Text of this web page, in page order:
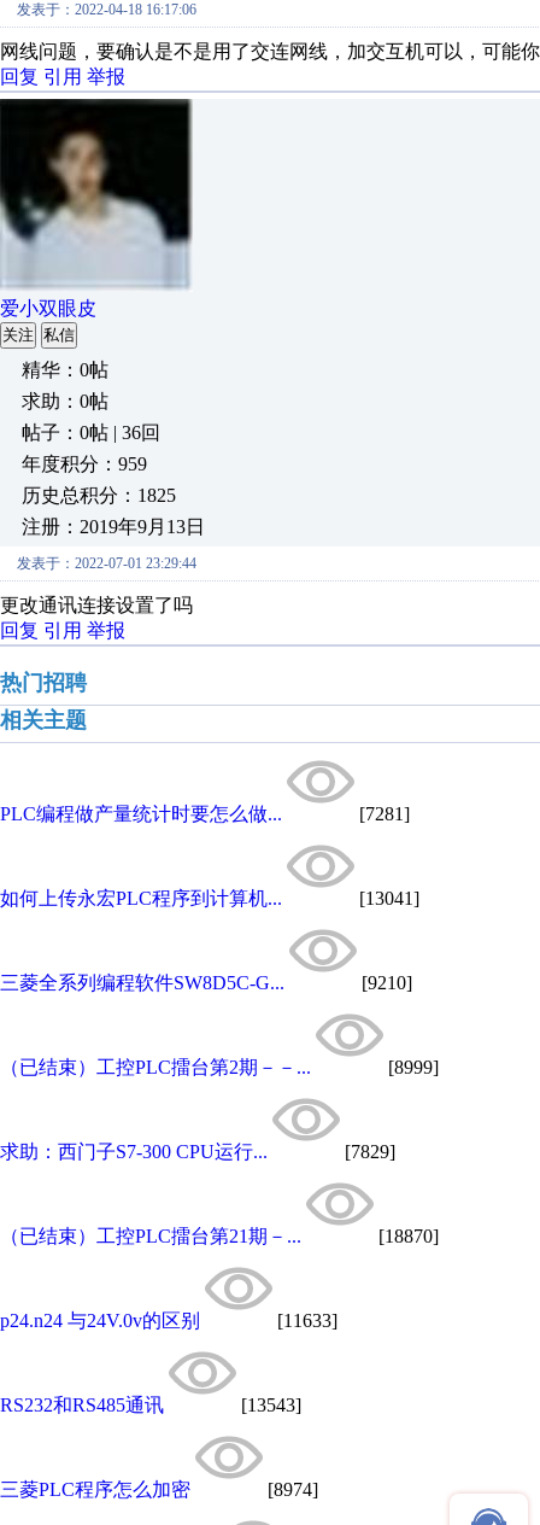
发表于：2022-04-18 16:17:06
网线问题，要确认是不是用了交连网线，加交互机可以，可能
回复 引用 举报
爱小双眼皮
关注 私信
精华：0帖
求助：0帖
帖子：0帖 | 36回
年度积分：959
历史总积分：1825
注册：2019年9月13日
发表于：2022-07-01 23:29:44
更改通讯连接设置了吗
回复 引用 举报
热门招聘
相关主题
PLC编程做产量统计时要怎么做... [7281]
如何上传永宏PLC程序到计算机... [13041]
三菱全系列编程软件SW8D5C-G... [9210]
（已结束）工控PLC擂台第2期－－... [8999]
求助：西门子S7-300 CPU运行... [7829]
（已结束）工控PLC擂台第21期－... [18870]
p24.n24 与24V.0v的区别 [11633]
RS232和RS485通讯 [13543]
三菱PLC程序怎么加密 [8974]